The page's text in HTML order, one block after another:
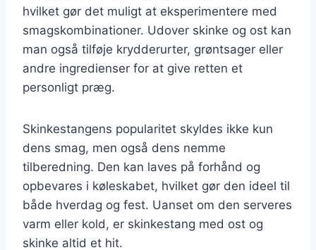
hvilket gør det muligt at eksperimentere med
smagskombinationer. Udover skinke og ost kan
man også tilføje krydderurter, grøntsager eller
andre ingredienser for at give retten et
personligt præg.
Skinkestangens popularitet skyldes ikke kun
dens smag, men også dens nemme
tilberedning. Den kan laves på forhånd og
opbevares i køleskabet, hvilket gør den ideel til
både hverdag og fest. Uanset om den serveres
varm eller kold, er skinkestang med ost og
skinke altid et hit.